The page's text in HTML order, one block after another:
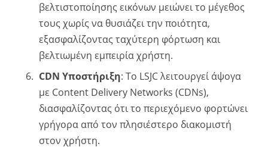
βελτιστοποίησης εικόνων μειώνει το μέγεθος
τους χωρίς να θυσιάζει την ποιότητα,
εξασφαλίζοντας ταχύτερη φόρτωση και
βελτιωμένη εμπειρία χρήστη.
CDN Υποστήριξη: Το LSJC λειτουργεί άψογα
με Content Delivery Networks (CDNs),
διασφαλίζοντας ότι το περιεχόμενο φορτώνει
γρήγορα από τον πλησιέστερο διακομιστή
στον χρήστη.